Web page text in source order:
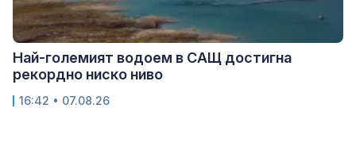
Най-големият водоем в САЩ достигна
рекордно ниско ниво
16:42 • 07.08.26